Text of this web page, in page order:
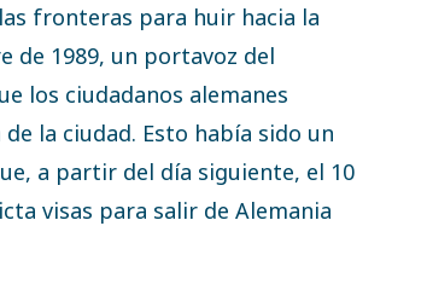
fronteras para huir hacia la
de 1989, un portavoz del
los ciudadanos alemanes
la ciudad. Esto había sido un
a partir del día siguiente, el 10
visas para salir de Alemania